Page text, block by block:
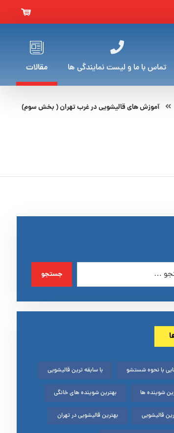
تماس با ما و لیست نمایندگی ها مقالات
آموزش های قالیشویی در غرب تهران ( بخش سوم)
جستجو
با نحوه شستشو با سابقه ترین قالیشویی
شوینده ها بهترین شوینده های خانگی
قالیشویی بهترین قالیشویی در تهران